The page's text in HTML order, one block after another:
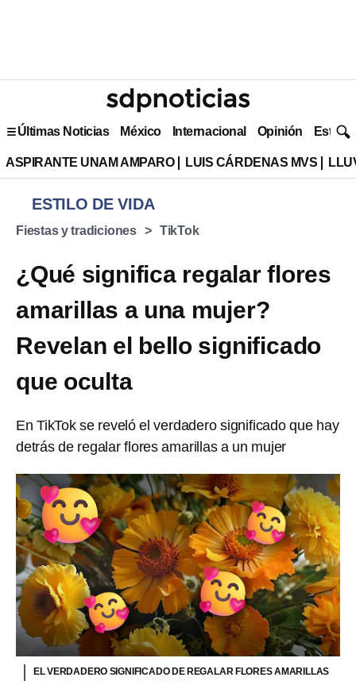
Últimas Noticias México Internacional Opinión Estilo
ASPIRANTE UNAM AMPARO LUIS CÁRDENAS MVS
ESTILO DE VIDA
Fiestas y tradiciones TikTok
¿Qué significa regalar flores
amarillas a una mujer?
Revelan el bello significado
que oculta
En TikTok se reveló el verdadero significado que hay
detrás de regalar flores amarillas a un mujer
EL VERDADERO SIGNIFICADO DE REGALAR FLORES AMARILLAS